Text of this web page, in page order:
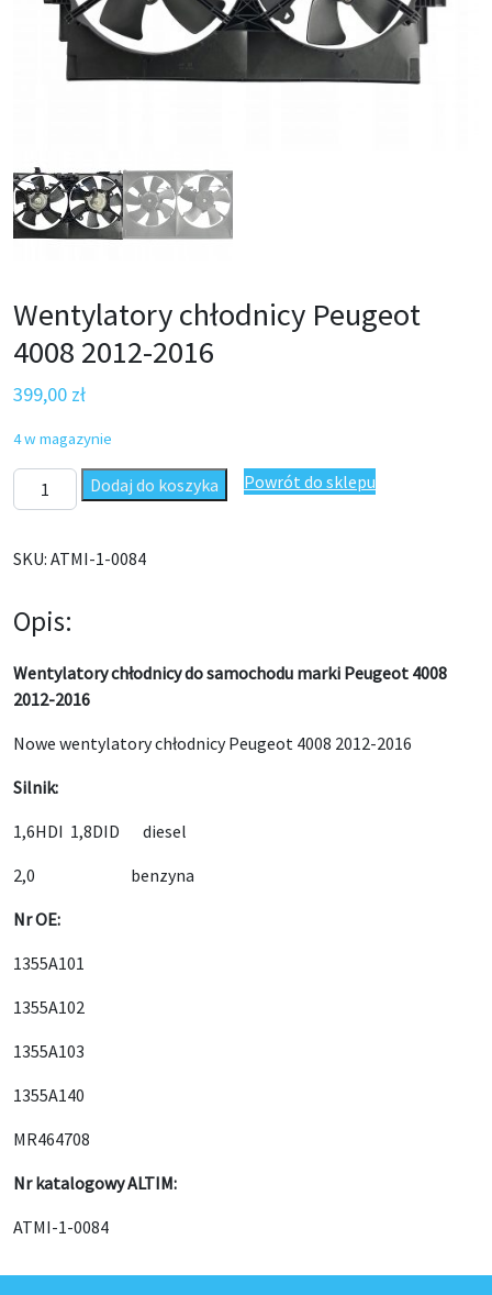
Wentylatory chłodnicy Peugeot
4008 2012-2016
399,00 zł
4 w magazynie
ilość Wentylatory chłodnicy Peugeot 4008 2012-2016
Dodaj do koszyka Powrót do sklepu
SKU: ATMI-1-0084
Opis:
Wentylatory chłodnicy do samochodu marki Peugeot 4008
2012-2016
Nowe wentylatory chłodnicy Peugeot 4008 2012-2016
Silnik:
1,6HDI 1,8DID diesel
2,0 benzyna
Nr OE:
1355A101
1355A102
1355A103
1355A140
MR464708
Nr katalogowy ALTIM:
ATMI-1-0084